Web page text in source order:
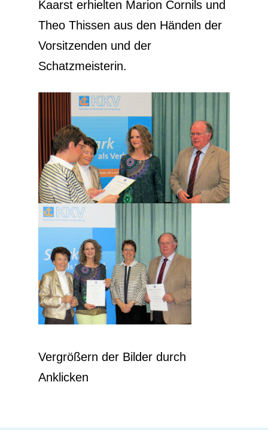
Kaarst erhielten Marion Cornils und
Theo Thissen aus den Händen der
Vorsitzenden und der
Schatzmeisterin.
Vergrößern der Bilder durch
Anklicken